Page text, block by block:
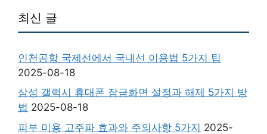
최신 글
인천공항 국제선에서 국내선 이용법 5가지 팁
2025-08-18
삼성 갤럭시 휴대폰 잠금화면 설정과 해제 5가지 방
법 2025-08-18
피부 미용 고주파 효과와 주의사항 5가지 2025-